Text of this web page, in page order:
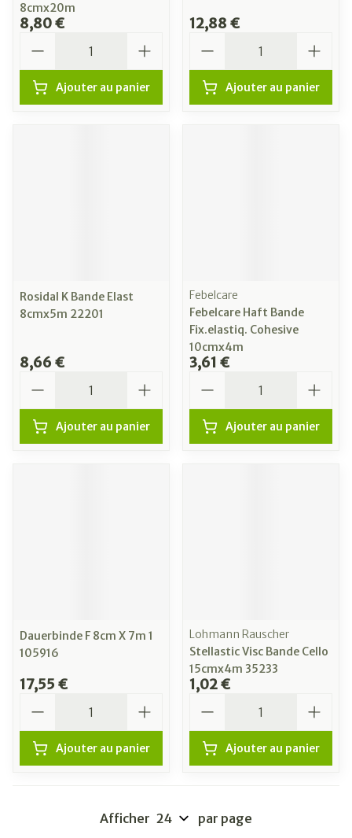
8cmx20m
8,80 €
Ajouter au panier
12,88 €
Ajouter au panier
Rosidal K Bande Elast
8cmx5m 22201
8,66 €
Ajouter au panier
Febelcare
Febelcare Haft Bande
Fix.elastiq. Cohesive
10cmx4m
3,61 €
Ajouter au panier
Dauerbinde F 8cm X 7m 1
105916
17,55 €
Ajouter au panier
Lohmann Rauscher
Stellastic Visc Bande Cello
15cmx4m 35233
1,02 €
Ajouter au panier
Afficher par page